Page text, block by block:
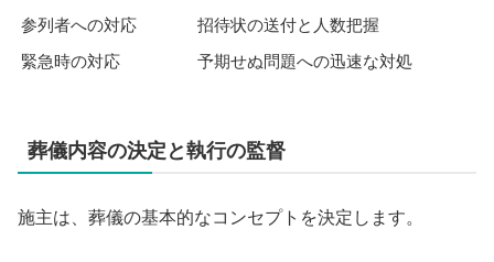
参列者への対応
招待状の送付と人数把握
緊急時の対応
予期せぬ問題への迅速な対処
葬儀内容の決定と執行の監督
施主は、葬儀の基本的なコンセプトを決定します。